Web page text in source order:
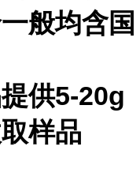
般均含国
供5-20g
样品